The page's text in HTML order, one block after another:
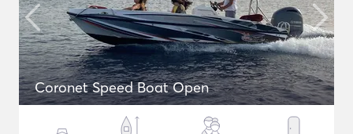
Coronet Speed Boat Open